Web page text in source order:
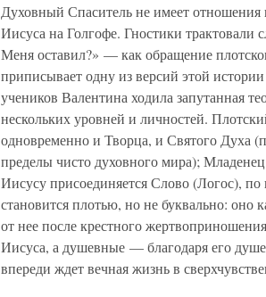
Духовный Спаситель не имеет
Иисуса на Голгофе. Гностики
Меня оставил?» — как обращение
приписывает одну из версий этой
учеников Валентина ходила запутанная
нескольких уровней и личностей.
одновременно и Творца, и Святого Духа
пределы чисто духовного мира);
Иисусу присоединяется Слово (Логос),
становится плотью, но не буквально: оно
от нее после крестного
Иисуса, а душевные — благодаря его
впереди ждет вечная жизнь в